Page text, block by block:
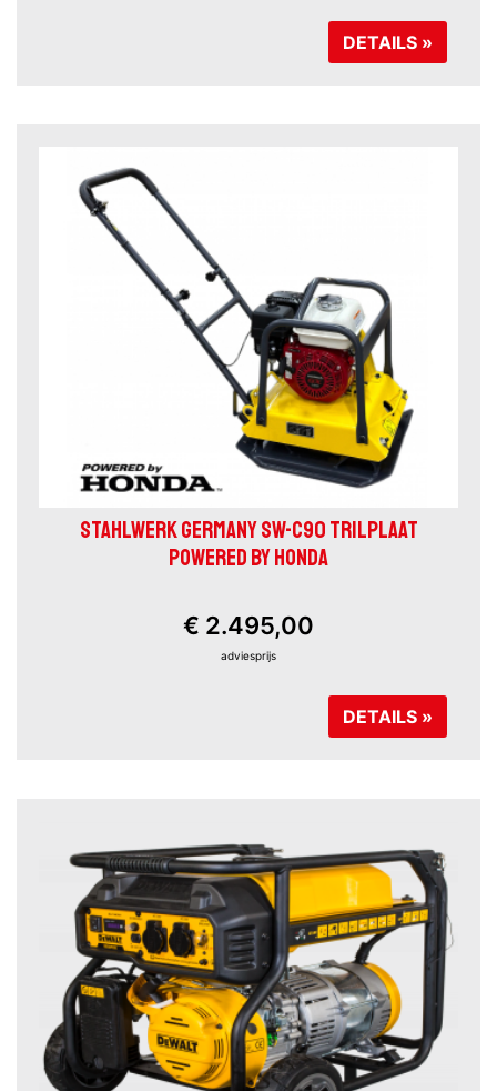
DETAILS »
STAHLWERK GERMANY SW-C90 TRILPLAAT
POWERED BY HONDA
€ 2.495,00
adviesprijs
DETAILS »